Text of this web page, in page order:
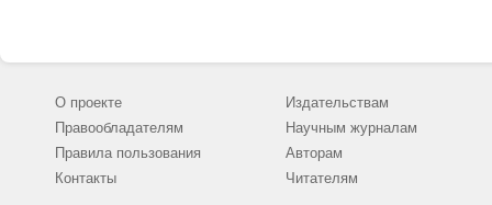
О проекте
Правообладателям
Правила пользования
Контакты
Издательствам
Научным журналам
Авторам
Читателям